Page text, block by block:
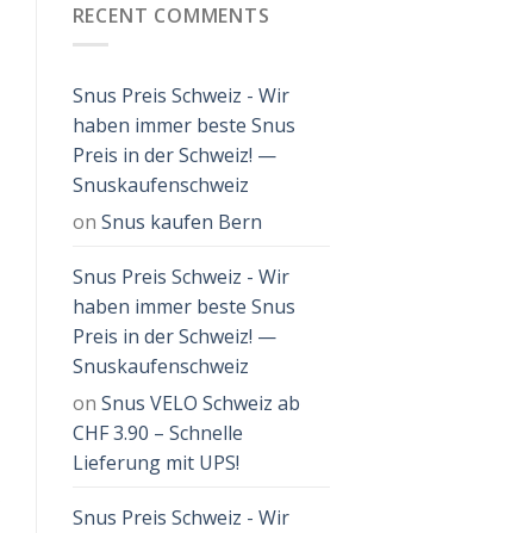
RECENT COMMENTS
Snus Preis Schweiz - Wir
haben immer beste Snus
Preis in der Schweiz! —
Snuskaufenschweiz
on Snus kaufen Bern
Snus Preis Schweiz - Wir
haben immer beste Snus
Preis in der Schweiz! —
Snuskaufenschweiz
on Snus VELO Schweiz ab
CHF 3.90 – Schnelle
Lieferung mit UPS!
Snus Preis Schweiz - Wir